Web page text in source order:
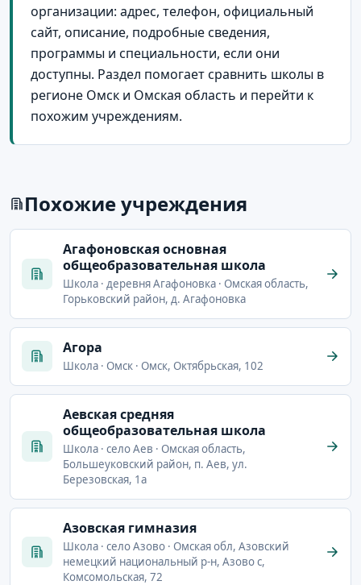
организации: адрес, телефон, официальный
сайт, описание, подробные сведения,
программы и специальности, если они
доступны. Раздел помогает сравнить школы в
регионе Омск и Омская область и перейти к
похожим учреждениям.
Похожие учреждения
Агафоновская основная
общеобразовательная школа
Школа · деревня Агафоновка · Омская область,
Горьковский район, д. Агафоновка
Агора
Школа · Омск · Омск, Октябрьская, 102
Аевская средняя
общеобразовательная школа
Школа · село Аев · Омская область,
Большеуковский район, п. Аев, ул.
Березовская, 1а
Азовская гимназия
Школа · село Азово · Омская обл, Азовский
немецкий национальный р-н, Азово с,
Комсомольская, 72